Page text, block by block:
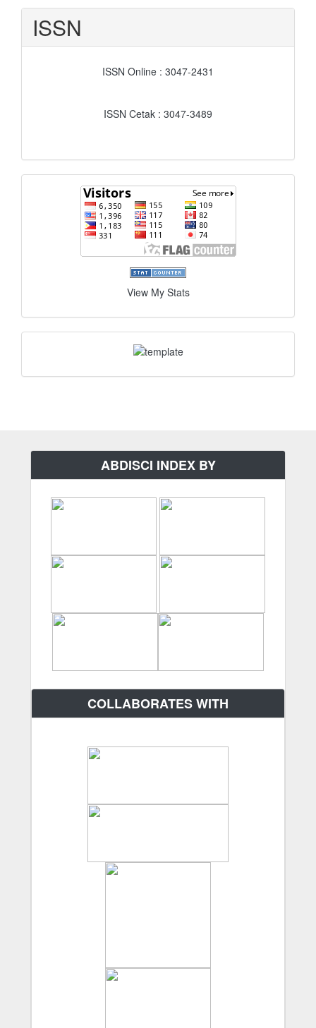
ISSN
ISSN Online : 3047-2431
ISSN Cetak : 3047-3489
flagcounter
View My Stats
Template
ABDISCI INDEX BY
COLLABORATES WITH